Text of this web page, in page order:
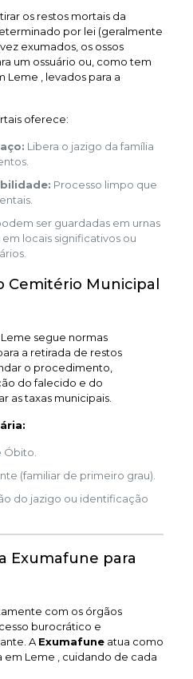
os restos mortais da
por lei (geralmente
exumados, os ossos
um ossuário ou, como tem
Leme , levados para a
oferece:
Libera o jazigo da família
Processo limpo que
ser guardadas em urnas
locais significativos ou
Cemitério Municipal
segue normas
a retirada de restos
o procedimento,
do falecido e do
as taxas municipais.
Óbito.
(familiar de primeiro grau).
do jazigo ou identificação
Exumafune para
com os órgãos
burocrático e
A Exumafuneatua como
em Leme , cuidando de cada